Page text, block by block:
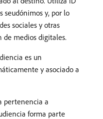
seudónimos y, por lo
sociales y otras
de medios digitales.
es un
y asociado a
pertenencia a
forma parte